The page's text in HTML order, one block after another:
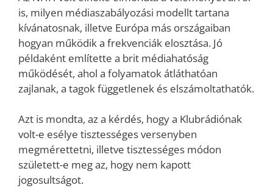
is, milyen médiaszabályozási modellt tartana
kívánatosnak, illetve Európa más országaiban
hogyan működik a frekvenciák elosztása. Jó
példaként említette a brit médiahatóság
működését, ahol a folyamatok átláthatóan
zajlanak, a tagok függetlenek és elszámoltathatók.
Azt is mondta, az a kérdés, hogy a Klubrádiónak
volt-e esélye tisztességes versenyben
megmérettetni, illetve tisztességes módon
született-e meg az, hogy nem kapott
jogosultságot.